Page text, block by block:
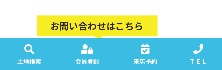
土地検索 会員登録 来店予約 ＴＥＬ